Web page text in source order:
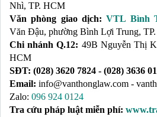
Nhì, TP. HCM
Văn phòng giao dịch:VTL Bình
Văn Đậu, phường Bình Lợi Trung,
Chi nhánh Q.12: 49B Nguyễn Thị
HCM
SĐT: (028) 3620 7824 - (028) 3636
Email: info@vanthonglaw.com -
Zalo: 096 924 0124
Tra cứu pháp luật miễn phí: